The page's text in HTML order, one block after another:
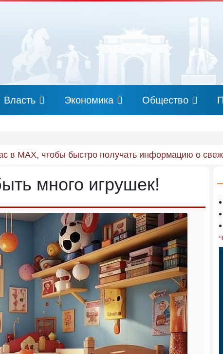
Власть Экономика Общество
в MAX, чтобы быстро получать информацию о
много игрушек!